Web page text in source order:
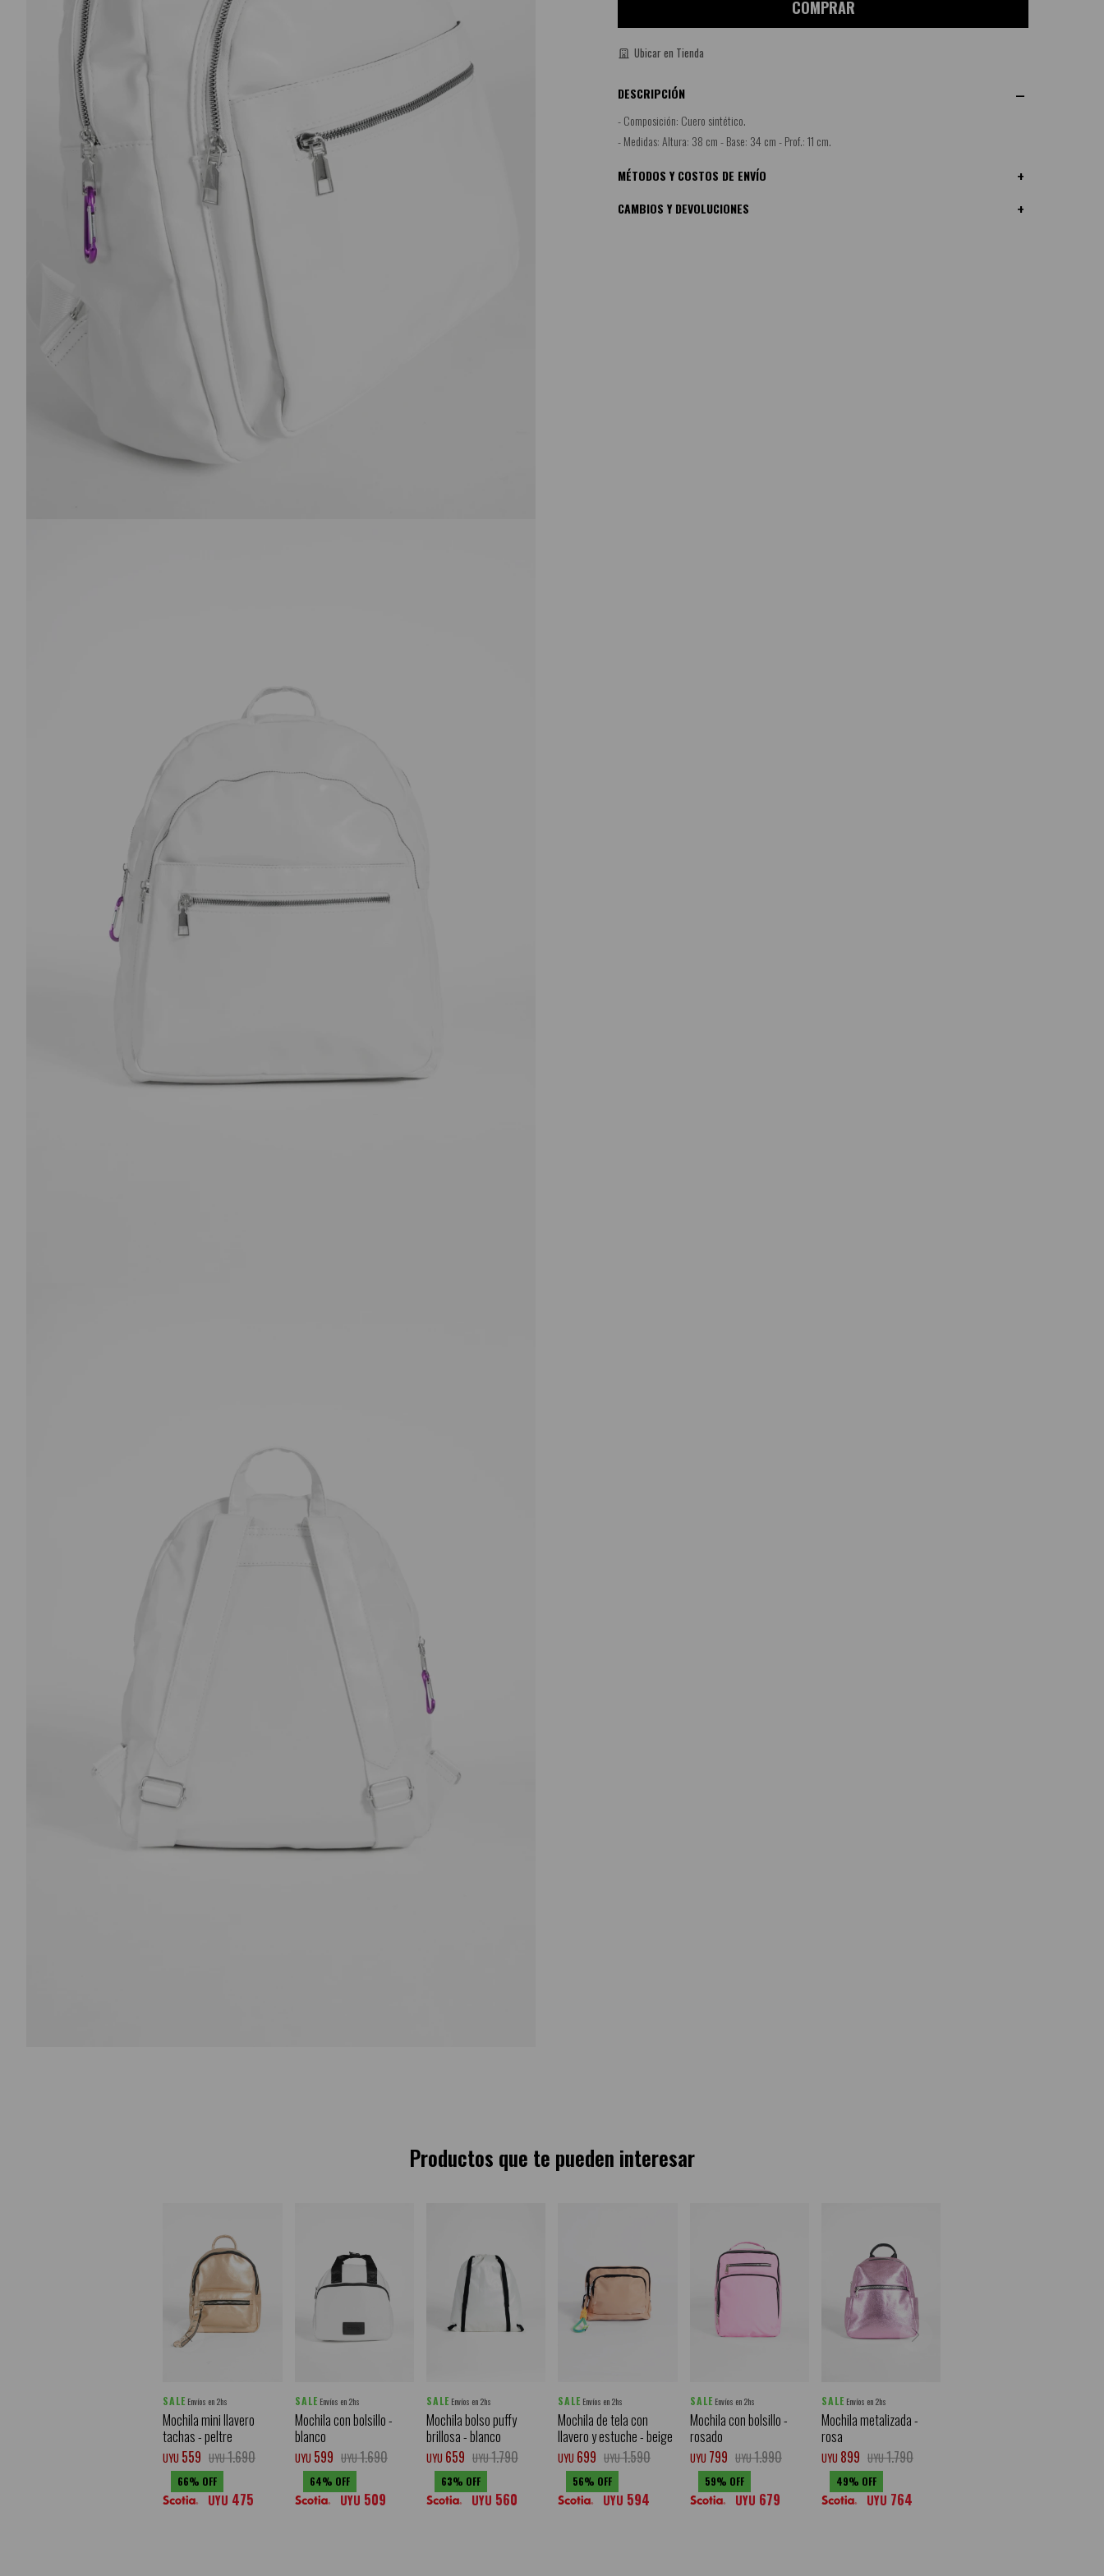
COMPRAR
Ubicar en Tienda
DESCRIPCIÓN
- Composición: Cuero sintético.
- Medidas: Altura: 38 cm - Base: 34 cm - Prof.: 11 cm.
MÉTODOS Y COSTOS DE ENVÍO
CAMBIOS Y DEVOLUCIONES
Productos que te pueden interesar
SALE Envíos en 2hs
Mochila mini llavero
tachas - peltre
UYU 559 UYU1.690
66
UYU 475
SALE Envíos en 2hs
Mochila con bolsillo -
blanco
UYU 599 UYU1.690
64
UYU 509
SALE Envíos en 2hs
Mochila bolso puffy
brillosa - blanco
UYU 659 UYU1.790
63
UYU 560
SALE Envíos en 2hs
Mochila de tela con
llavero y estuche - beige
UYU 699 UYU1.590
56
UYU 594
SALE Envíos en 2hs
Mochila con bolsillo -
rosado
UYU 799 UYU1.990
59
UYU 679
SALE Envíos en 2hs
Mochila metalizada -
rosa
UYU 899 UYU1.790
49
UYU 764